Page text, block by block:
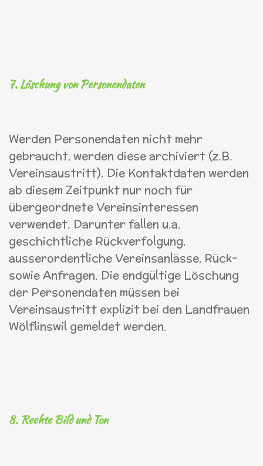
7. Löschung von Personendaten
Werden Personendaten nicht mehr
gebraucht, werden diese archiviert (z.B.
Vereinsaustritt). Die Kontaktdaten werden
ab diesem Zeitpunkt nur noch für
übergeordnete Vereinsinteressen
verwendet. Darunter fallen u.a.
geschichtliche Rückverfolgung,
ausserordentliche Vereinsanlässe, Rück-
sowie Anfragen. Die endgültige Löschung
der Personendaten müssen bei
Vereinsaustritt explizit bei den Landfrauen
Wölflinswil gemeldet werden.
8. Rechte Bild und Ton